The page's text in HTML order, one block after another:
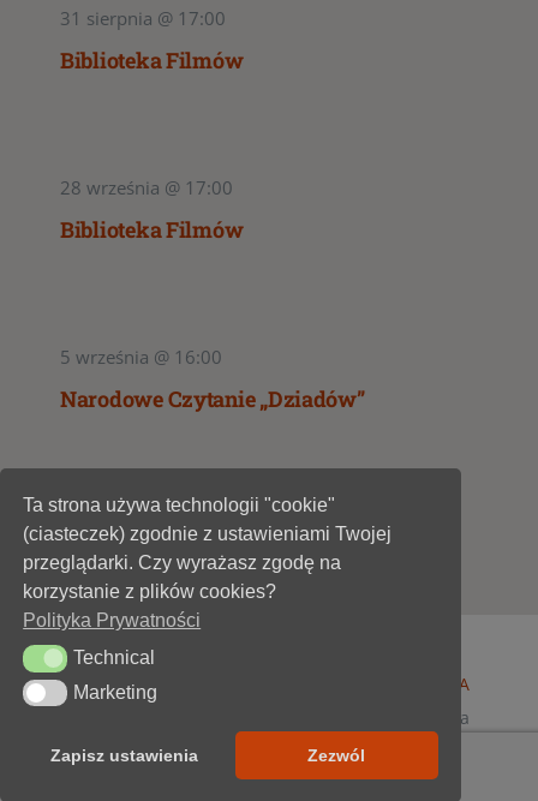
31 sierpnia @ 17:00
Biblioteka Filmów
28 września @ 17:00
Biblioteka Filmów
5 września @ 16:00
Narodowe Czytanie „Dziadów”
1
© 1947 - 2026 •
Miejska Biblioteka Publiczna im. A
• wszelkie prawa
zastrzeżone • projekt i realizacjaSOKÓŁ-IT
Ta strona używa technologii "cookie"
(ciasteczek) zgodnie z ustawieniami Twojej
przeglądarki. Czy wyrażasz zgodę na
korzystanie z plików cookies?
Polityka Prywatności
TechnicalTechnical
MarketingMarketing
Zapisz ustawienia Zezwól